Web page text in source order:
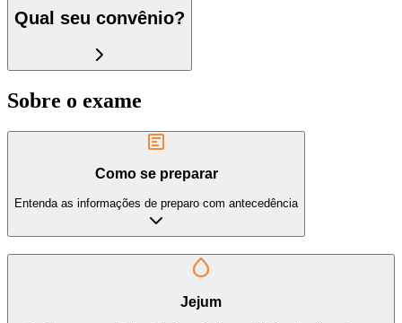
Qual seu convênio?
Sobre o exame
Como se preparar
Entenda as informações de preparo com antecedência
Jejum